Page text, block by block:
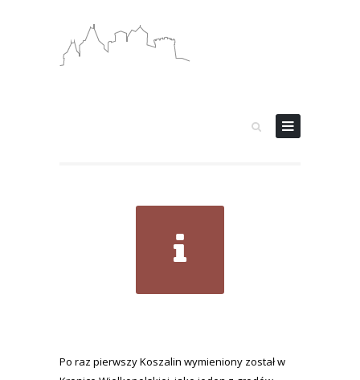
Po raz pierwszy Koszalin wymieniony został w